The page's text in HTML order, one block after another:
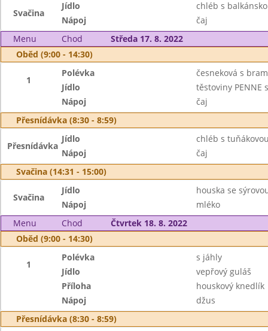
Svačina
Jídlo
chléb s
Nápoj
čaj
Menu
Chod
Středa 17. 8. 2022
Oběd (9:00 - 14:30)
1
Polévka
česneková s
Jídlo
těstoviny PENNE
Nápoj
čaj
Přesnídávka (8:30 - 8:59)
Přesnídávka
Jídlo
chléb s
Nápoj
čaj
Svačina (14:31 - 15:00)
Svačina
Jídlo
houska se
Nápoj
mléko
Menu
Chod
Čtvrtek 18. 8. 2022
Oběd (9:00 - 14:30)
1
Polévka
s jáhly
Jídlo
vepřový guláš
Příloha
houskový knedlík
Nápoj
džus
Přesnídávka (8:30 - 8:59)